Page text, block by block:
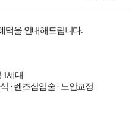
택을 안내해드립니다.